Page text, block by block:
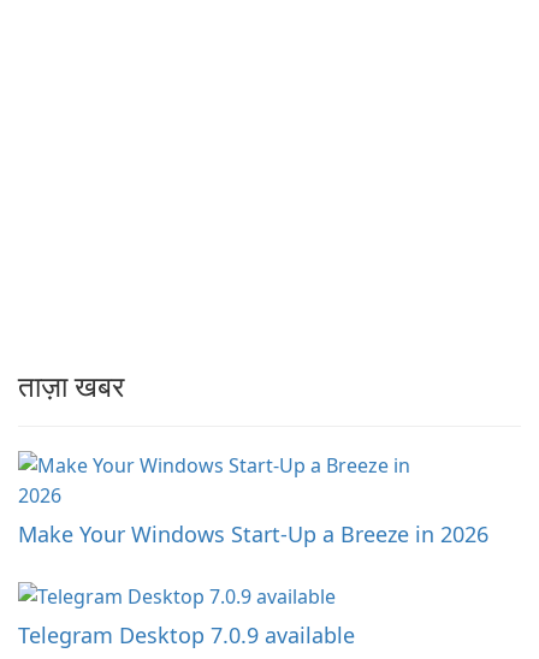
ताज़ा खबर
Make Your Windows Start-Up a Breeze in 2026
Telegram Desktop 7.0.9 available